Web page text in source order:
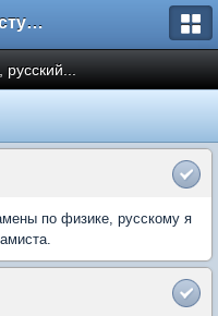
Форум для студента СГА
по физике, русскому я